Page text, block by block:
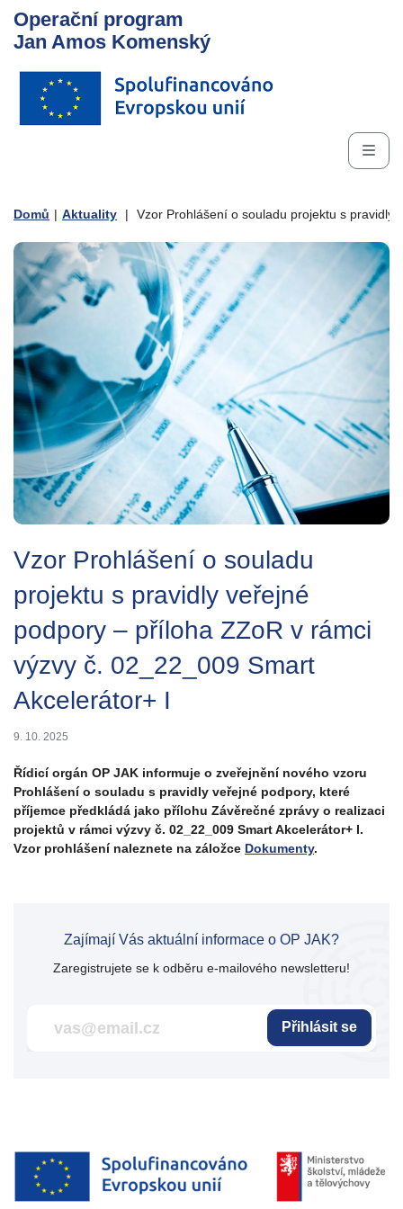
Operační program
Jan Amos Komenský
Domů | Aktuality | Vzor Prohlášení o souladu projektu s pravidly
Vzor Prohlášení o souladu
projektu s pravidly veřejné
podpory – příloha ZZoR v rámci
výzvy č. 02_22_009 Smart
Akcelerátor+ I
9. 10. 2025
Řídicí orgán OP JAK informuje o zveřejnění nového vzoru
Prohlášení o souladu s pravidly veřejné podpory, které
příjemce předkládá jako přílohu Závěrečné zprávy o realizaci
projektů v rámci výzvy č. 02_22_009 Smart Akcelerátor+ I.
Vzor prohlášení naleznete na záložce Dokumenty.
Zajímají Vás aktuální informace o OP JAK?
Zaregistrujete se k odběru e-mailového newsletteru!
Přihlásit se